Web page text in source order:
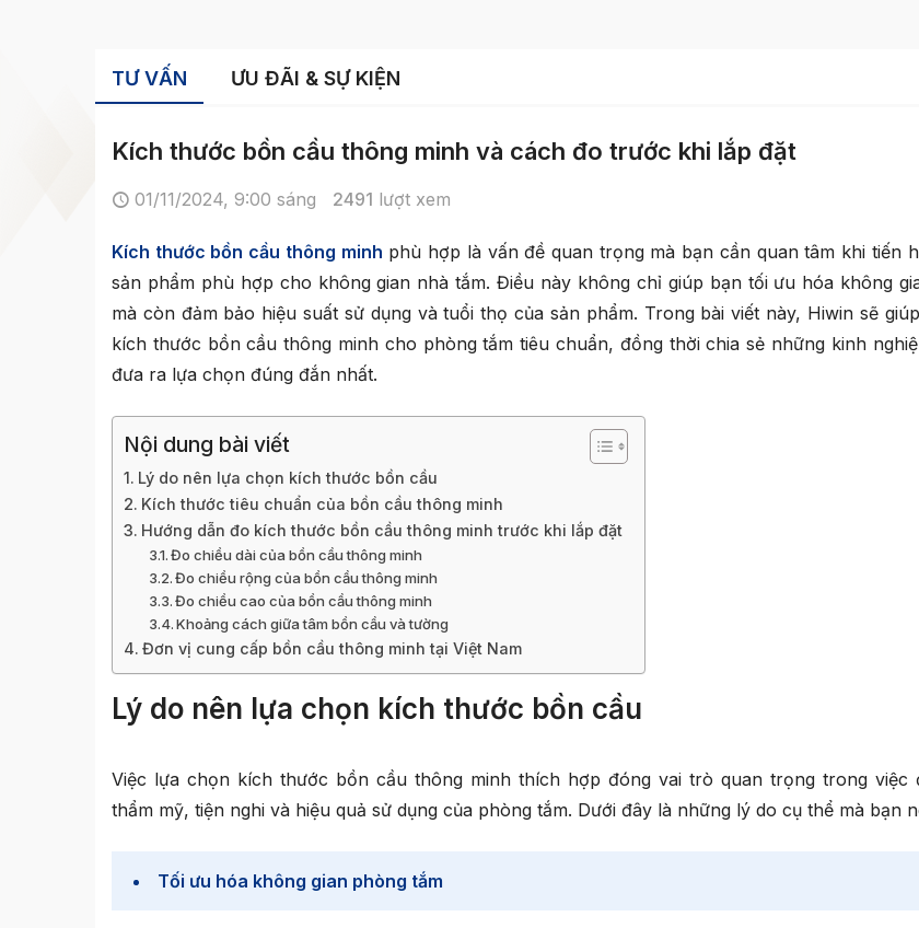
TƯ VẤN ƯU ĐÃI & SỰ KIỆN
Kích thước bồn cầu thông minh và cách đo trước khi lắp đặt
01/11/2024, 9:00 sáng 2491 lượt xem
Kích thước bồn cầu thông minh phù hợp là vấn đề quan trọng mà bạn cần quan tâm khi tiến
sản phẩm phù hợp cho không gian nhà tắm. Điều này không chỉ giúp bạn tối ưu hóa không
mà còn đảm bảo hiệu suất sử dụng và tuổi thọ của sản phẩm. Trong bài viết này, Hiwin sẽ
kích thước bồn cầu thông minh cho phòng tắm tiêu chuẩn, đồng thời chia sẻ những kinh
đưa ra lựa chọn đúng đắn nhất.
Nội dung bài viết
Lý do nên lựa chọn kích thước bồn cầu
Kích thước tiêu chuẩn của bồn cầu thông minh
Hướng dẫn đo kích thước bồn cầu thông minh trước khi lắp đặt
Đo chiều dài của bồn cầu thông minh
Đo chiều rộng của bồn cầu thông minh
Đo chiều cao của bồn cầu thông minh
Khoảng cách giữa tâm bồn cầu và tường
Đơn vị cung cấp bồn cầu thông minh tại Việt Nam
Lý do nên lựa chọn kích thước bồn cầu
Việc lựa chọn kích thước bồn cầu thông minh thích hợp đóng vai trò quan trọng trong việc
thẩm mỹ, tiện nghi và hiệu quả sử dụng của phòng tắm. Dưới đây là những lý do cụ thể mà bạn
Tối ưu hóa không gian phòng tắm